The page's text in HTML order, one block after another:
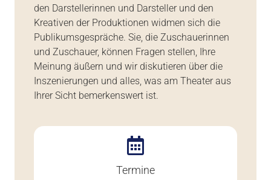
den Darstellerinnen und Darsteller und den
Kreativen der Produktionen widmen sich die
Publikumsgespräche. Sie, die Zuschauerinnen
und Zuschauer, können Fragen stellen, Ihre
Meinung äußern und wir diskutieren über die
Inszenierungen und alles, was am Theater aus
Ihrer Sicht bemerkenswert ist.
Termine